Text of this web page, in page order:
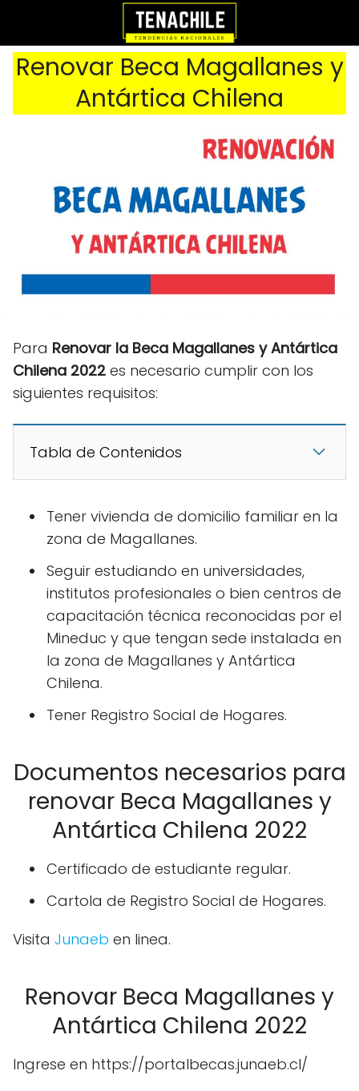
Renovar Beca Magallanes y
Antártica Chilena
Para Renovar la Beca Magallanes y Antártica
Chilena 2022 es necesario cumplir con los
siguientes requisitos:
Tabla de Contenidos
Tener vivienda de domicilio familiar en la
zona de Magallanes.
Seguir estudiando en universidades,
institutos profesionales o bien centros de
capacitación técnica reconocidas por el
Mineduc y que tengan sede instalada en
la zona de Magallanes y Antártica
Chilena.
Tener Registro Social de Hogares.
Documentos necesarios para
renovar Beca Magallanes y
Antártica Chilena 2022
Certificado de estudiante regular.
Cartola de Registro Social de Hogares.
Visita Junaeb en linea.
Renovar Beca Magallanes y
Antártica Chilena 2022
Ingrese en https://portalbecas.junaeb.cl/